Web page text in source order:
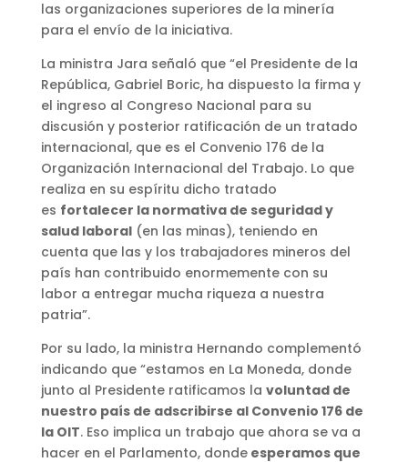
las organizaciones superiores de la minería
para el envío de la iniciativa.
La ministra Jara señaló que “el Presidente de la
República, Gabriel Boric, ha dispuesto la firma y
el ingreso al Congreso Nacional para su
discusión y posterior ratificación de un tratado
internacional, que es el Convenio 176 de la
Organización Internacional del Trabajo. Lo que
realiza en su espíritu dicho tratado
es fortalecer la normativa de seguridad y
salud laboral(en las minas), teniendo en
cuenta que las y los trabajadores mineros del
país han contribuido enormemente con su
labor a entregar mucha riqueza a nuestra
patria”.
Por su lado, la ministra Hernando complementó
indicando que “estamos en La Moneda, donde
junto al Presidente ratificamos la voluntad de
nuestro país de adscribirse al Convenio 176 de
la OIT. Eso implica un trabajo que ahora se va a
hacer en el Parlamento, dondeesperamos que